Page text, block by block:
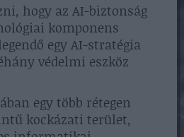
hogy az AI-biztonság
komponens
egy AI-stratégia
védelmi eszköz
egy több rétegen
kockázati terület,